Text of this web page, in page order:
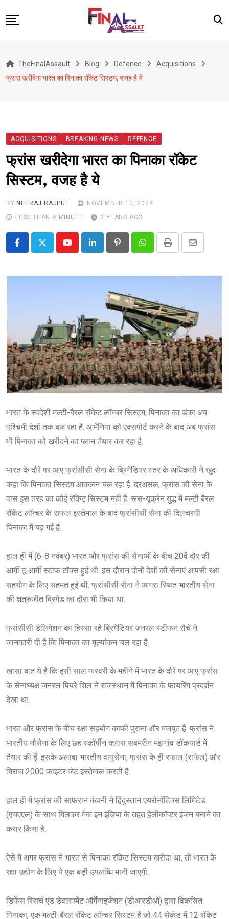
to
War
Alert
Viral
Classified
About Us
TheFinalAssault Blog Defence
Acquisitions
फ्रांस खरीदेगा भारत का पिनाका रॉकेट सिस्टम, वजह है ये
ACQUISITIONS BREAKING NEWS DEFENCE
फ्रांस खरीदेगा भारत का पिनाका रॉकेट
सिस्टम, वजह है ये
BYNEERAJ RAJPUT
NOVEMBER 10, 2024
LESS THAN A MINUTE
2 YEARS AGO
YoutubeLinkedIn PinterestWhatsappPrint
Share
Email
भारत के स्वदेशी मल्टी-बैरल रॉकेट लॉन्चर सिस्टम, पिनाका का डंका अब
पश्चिमी देशों तक बज रहा है. आर्मेनिया को एक्सपोर्ट करने के बाद अब फ्रांस
भी पिनाका को खरीदने का प्लान तैयार कर रहा है.
भारत के दौरे पर आए फ्रांसीसी सेना के ब्रिगेडियर स्तर के अधिकारी ने खुद
कहा कि पिनाका सिस्टम आकलन चल रहा है. दरअसल, फ्रांस की सेना के
पास इस तरह का कोई रॉकेट सिस्टम नहीं है. रूस-यूक्रेन युद्ध में मल्टी बैरल
रॉकेट लॉन्चर के सफल इस्तेमाल के बाद फ्रांसीसी सेना की दिलचस्पी
पिनाका में बढ़ गई है.
हाल ही में (6-8 नवंबर) भारत और फ्रांस की सेनाओं के बीच 20वें दौर की
आर्मी टू आर्मी स्टाफ टॉक्स हुई थी. इस दौरान दोनों देशों की सेनाएं आपसी रक्षा
सहयोग के लिए सहमत हुई थी. फ्रांसीसी सेना ने आगरा स्थित भारतीय सेना
की शत्रुजीत ब्रिगेड का दौरा भी किया था.
फ्रांसीसी डेलिगेशन का हिस्सा रहे ब्रिगेडियर जनरल स्टीफन रौचे ने
जानकारी दी है कि पिनाका का मूल्यांकन चल रहा है.
खासा बात ये है कि इसी साल फरवरी के महीने में भारत के दौरे पर आए फ्रांस
के सेनाध्यक्ष जनरल पियरे शिल ने राजस्थान में पिनाका के फायरिंग प्रदर्शन
देखा था.
भारत और फ्रांस के बीच रक्षा सहयोग काफी पुराना और मजबूत है. फ्रांस ने
भारतीय नौसेना के लिए छह स्कॉर्पीन क्लास सबमरीन मझगांव डॉकयार्ड में
तैयार की हैं. इसके अलावा भारतीय वायुसेना, फ्रांस के ही रफाल (राफेल) और
मिराज 2000 फाइटर जेट इस्तेमाल करती है.
हाल ही में फ्रांस की साफरान कंपनी ने हिंदुस्तान एयरोनॉटिक्स लिमिटेड
(एचएएल) के साथ मिलकर मेक इन इंडिया के तहत हेलीकॉप्टर इंजन बनाने का
करार किया है.
ऐसे में अगर फ्रांस ने भारत से पिनाका रॉकेट सिस्टम खरीदा था, तो भारत के
रक्षा उद्योग के लिए ये एक बड़ी उपलब्धि मानी जाएगी.
डिफेंस रिसर्च एंड डेवलपमेंट ऑर्गेनाइजेशन (डीआरडीओ) द्वारा विकसित
पिनाका, एक मल्टी-बैरल रॉकेट लॉन्चर सिस्टम है जो 44 सेकंड में 12 रॉकेट